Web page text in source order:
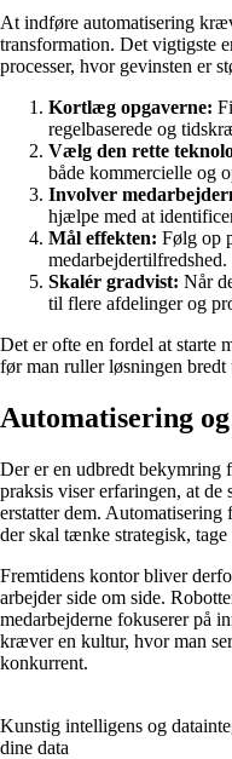
At indføre automatisering
transformation. Det vigtigste
processer, hvor gevinsten er
Kortlæg opgaverne:
regelbaserede og
Vælg den rette
både kommercielle og
Involver
hjælpe med at
Mål effekten: Følg op
medarbejdertilfredshed.
Skalér gradvist: Når
til flere afdelinger og
Det er ofte en fordel at starte
før man ruller løsningen bredt
Automatisering
Der er en udbredt bekymring
praksis viser erfaringen, at de
erstatter dem. Automatisering
der skal tænke strategisk,
Fremtidens kontor bliver
arbejder side om side.
medarbejderne fokuserer på
kræver en kultur, hvor man
konkurrent.
Kunstig intelligens og
dine data